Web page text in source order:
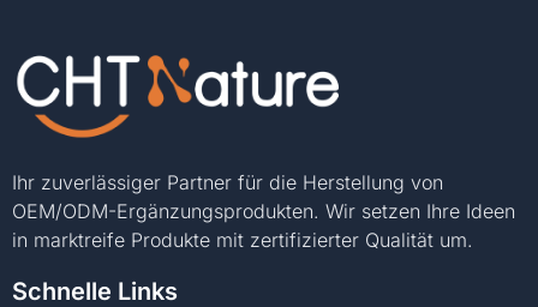
Ihr zuverlässiger Partner für die Herstellung von
OEM/ODM-Ergänzungsprodukten. Wir setzen Ihre Ideen
in marktreife Produkte mit zertifizierter Qualität um.
Schnelle Links